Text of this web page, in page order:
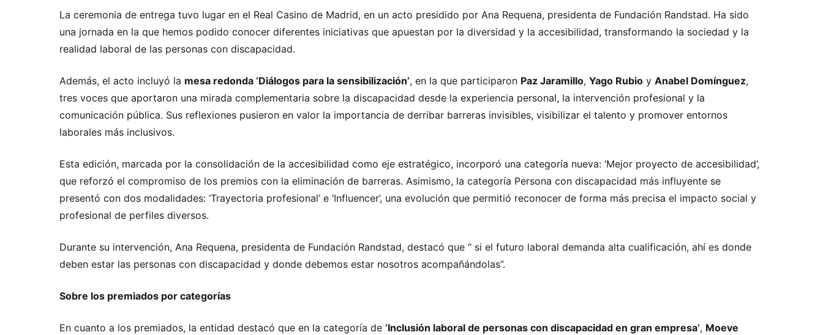
La ceremonia de entrega tuvo lugar en el Real Casino de Madrid, en un acto presidido por Ana Requena, presidenta de Fundación Randstad. Ha sido
una jornada en la que hemos podido conocer diferentes iniciativas que apuestan por la diversidad y la accesibilidad, transformando la sociedad y la
realidad laboral de las personas con discapacidad.
Además, el acto incluyó la mesa redonda ‘Diálogos para la sensibilización’, en la que participaron Paz Jaramillo, Yago Rubio y Anabel Domínguez,
tres voces que aportaron una mirada complementaria sobre la discapacidad desde la experiencia personal, la intervención profesional y la
comunicación pública. Sus reflexiones pusieron en valor la importancia de derribar barreras invisibles, visibilizar el talento y promover entornos
laborales más inclusivos.
Esta edición, marcada por la consolidación de la accesibilidad como eje estratégico, incorporó una categoría nueva: ‘Mejor proyecto de accesibilidad’,
que reforzó el compromiso de los premios con la eliminación de barreras. Asimismo, la categoría Persona con discapacidad más influyente se
presentó con dos modalidades: ‘Trayectoria profesional’ e ‘Influencer’, una evolución que permitió reconocer de forma más precisa el impacto social y
profesional de perfiles diversos.
Durante su intervención, Ana Requena, presidenta de Fundación Randstad, destacó que “ si el futuro laboral demanda alta cualificación, ahí es donde
deben estar las personas con discapacidad y donde debemos estar nosotros acompañándolas”.
Sobre los premiados por categorías
En cuanto a los premiados, la entidad destacó que en la categoría de ‘Inclusión laboral de personas con discapacidad en gran empresa’, Moeve